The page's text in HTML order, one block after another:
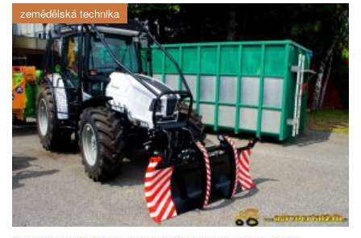
zemědělská technika